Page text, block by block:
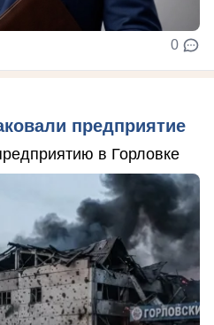
0
предприятие
в Горловке